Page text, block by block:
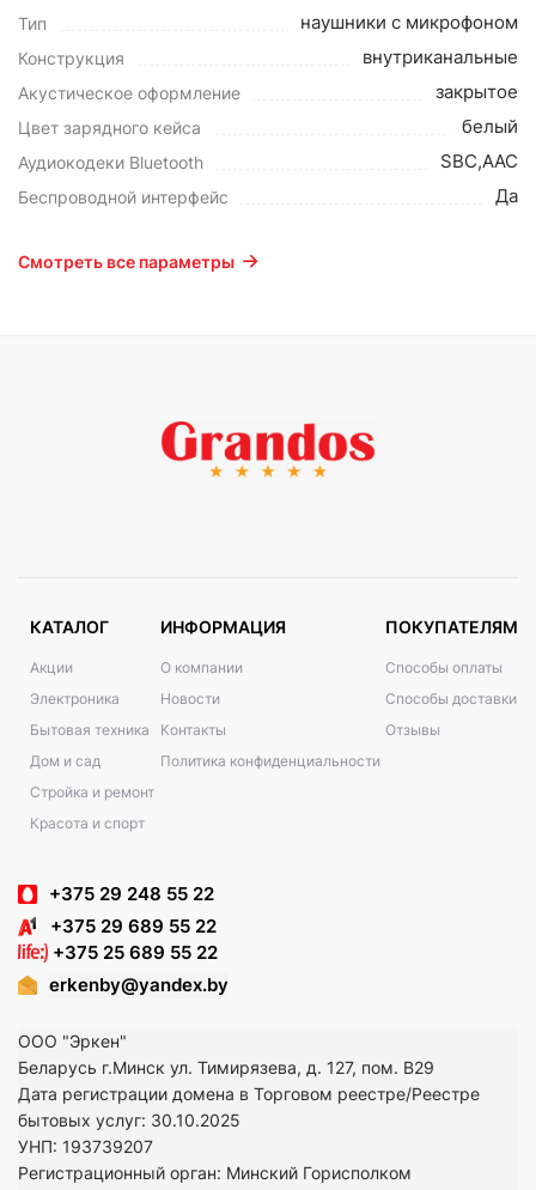
Тип наушники с микрофоном
Конструкция внутриканальные
Акустическое оформление закрытое
Цвет зарядного кейса белый
Аудиокодеки Bluetooth SBC,AAC
Беспроводной интерфейс Да
Смотреть все параметры
КАТАЛОГ
Акции
Электроника
Бытовая техника
Дом и сад
Стройка и ремонт
Красота и спорт
ИНФОРМАЦИЯ
О компании
Новости
Контакты
Политика конфиденциальности
ПОКУПАТЕЛЯМ
Способы оплаты
Способы доставки
Отзывы
+375 29 248 55 22
+375 29 689 55 22
+375 25 689 55 22
erkenby@yandex.by
ООО "Эркен"
Беларусь г.Минск ул. Тимирязева, д. 127, пом. В29
Дата регистрации домена в Торговом реестре/Реестре
бытовых услуг: 30.10.2025
УНП: 193739207
Регистрационный орган: Минский Горисполком